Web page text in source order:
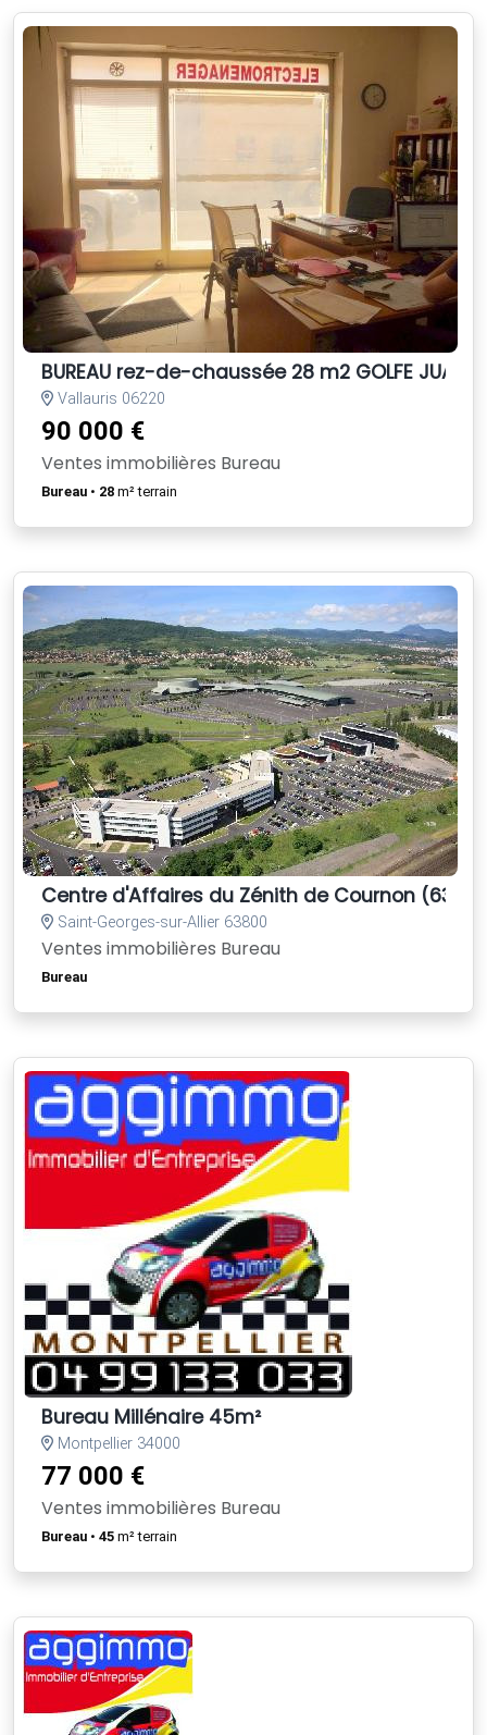
BUREAU rez-de-chaussée 28 m2 GOLFE JUAN
Vallauris 06220
90 000 €
Ventes immobilières Bureau
Bureau • 28 m² terrain
Centre d'Affaires du Zénith de Cournon (63)
Saint-Georges-sur-Allier 63800
Ventes immobilières Bureau
Bureau
Bureau Millénaire 45m²
Montpellier 34000
77 000 €
Ventes immobilières Bureau
Bureau • 45 m² terrain